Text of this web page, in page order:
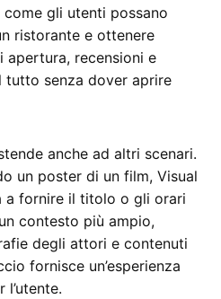
gli utenti possano
ristorante e ottenere
apertura, recensioni e
tutto senza dover aprire
anche ad altri scenari.
un poster di un film, Visual
a fornire il titolo o gli orari
contesto più ampio,
degli attori e contenuti
fornisce un’esperienza
l’utente.